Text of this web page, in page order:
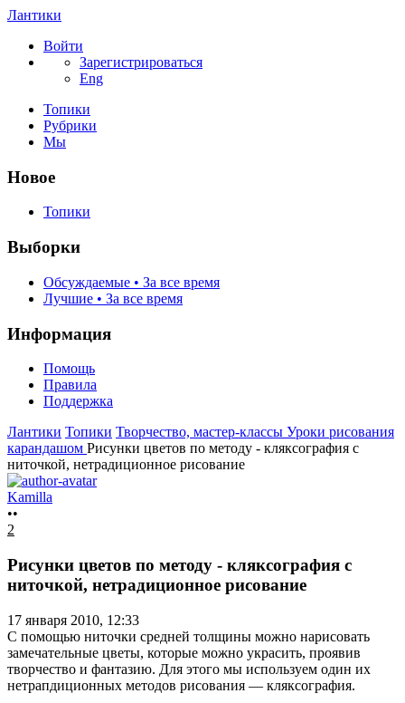
Лантики
Войти
Зарегистрироваться
Eng
Топики
Рубрики
Мы
Новое
Топики
Выборки
Обсуждаемые • За все время
Лучшие • За все время
Информация
Помощь
Правила
Поддержка
Лантики Топики Творчество, мастер-классы Уроки рисования
карандашом Рисунки цветов по методу - кляксография с
ниточкой, нетрадиционное рисование
Kamilla
••
2
Рисунки цветов по методу - кляксография с
ниточкой, нетрадиционное рисование
17 января 2010, 12:33
С помощью ниточки средней толщины можно нарисовать
замечательные цветы, которые можно украсить, проявив
творчество и фантазию. Для этого мы используем один их
нетрапдиционных методов рисования — кляксография.